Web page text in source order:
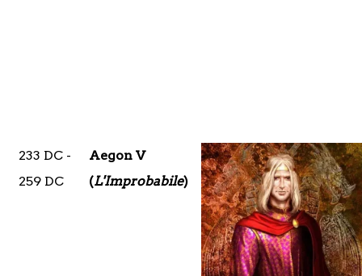
233 DC -
259 DC
Aegon V
(L'Improbabile)